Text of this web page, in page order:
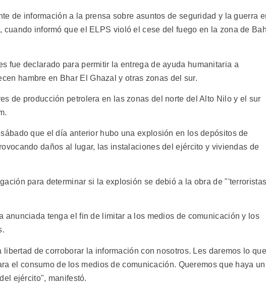
de información a la prensa sobre asuntos de seguridad y la guerra
cuando informó que el ELPS violó el cese del fuego en la zona de
fue declarado para permitir la entrega de ayuda humanitaria a
hambre en Bhar El Ghazal y otras zonas del sur.
de producción petrolera en las zonas del norte del Alto Nilo y el sur
que el día anterior hubo una explosión en los depósitos de
daños al lugar, las instalaciones del ejército y viviendas de
para determinar si la explosión se debió a la obra de
anunciada tenga el fin de limitar a los medios de comunicación y los
de corroborar la información con nosotros. Les daremos lo que
el consumo de los medios de comunicación. Queremos que haya un
ejército", manifestó.